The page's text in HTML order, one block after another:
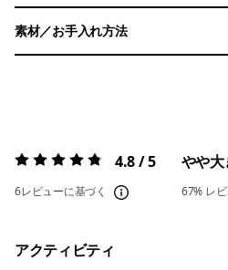
素材／お手入れ方法
評価:4.8 / 5 4.8 / 5
6レビューに基づく
やや大
67% レ
アクティビティ